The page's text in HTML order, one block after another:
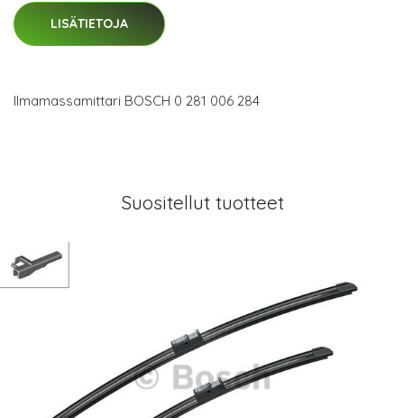
LISÄTIETOJA
Ilmamassamittari BOSCH 0 281 006 284
Suositellut tuotteet